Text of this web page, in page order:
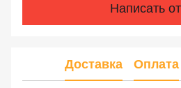
Написать
Доставка Оплата